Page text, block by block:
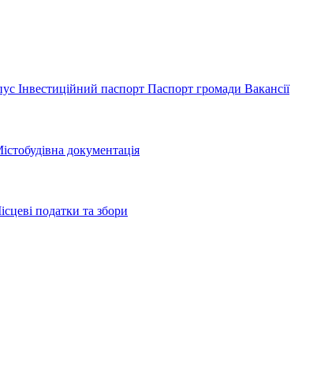
Інвестиційний паспорт Паспорт громади Вакансії
документація
податки та збори